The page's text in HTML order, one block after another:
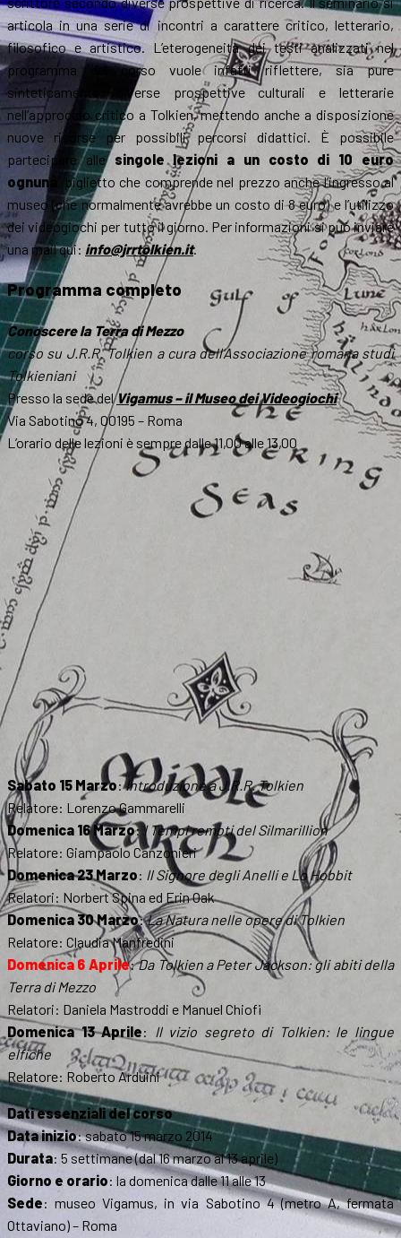
articola in una serie di incontri a carattere critico, letterario,
filosofico e artistico. L’eterogeneità dei testi analizzati nel
programma del corso vuole infatti riflettere, sia pure
sinteticamente, diverse prospettive culturali e letterarie
nell’approccio critico a Tolkien, mettendo anche a disposizione
nuove risorse per possibili percorsi didattici. È possibile
partecipare alle singole lezioni a un costo di 10 euro
ognuna
, biglietto che comprende nel prezzo anche l’ingresso al
museo (che normalmente avrebbe un costo di 8 euro) e l’utilizzo
dei videogiochi per tutto il giorno. Per informazioni si può inviare
una mail qui: info@jrrtolkien.it.
Programma completo
Conoscere la Terra di Mezzo
corso su J.R.R. Tolkien a cura dell’Associazione romana studi
Tolkieniani
Presso la sede delVigamus – il Museo dei Videogiochi
Via Sabotino 4, 00195 – Roma
L’orario delle lezioni è sempre dalle 11,00 alle 13,00
Sabato 15 Marzo:Introduzione a J.R.R. Tolkien
Relatore: Lorenzo Gammarelli
Domenica 16 Marzo: I Tempi remoti del Silmarillion
Relatore: Giampaolo Canzonieri
Domenica 23 Marzo: Il Signore degli Anelli e Lo Hobbit
Relatori: Norbert Spina ed Erin Oak
Domenica 30 Marzo:La Natura nelle opere di Tolkien
Relatore: Claudia Manfredini
Domenica 6 Aprile:Da Tolkien a Peter Jackson: gli abiti della
Terra di Mezzo
Relatori: Daniela Mastroddi e Manuel Chiofi
Domenica 13 Aprile: Il vizio segreto di Tolkien: le lingue
elfiche
Relatore: Roberto Arduini
Dati essenziali del corso
Data inizio: sabato 15 marzo 2014
Durata: 5 settimane (dal 16 marzo al 13 aprile)
Giorno e orario: la domenica dalle 11 alle 13
Sede: museo Vigamus, in via Sabotino 4 (metro A, fermata
Ottaviano) – Roma